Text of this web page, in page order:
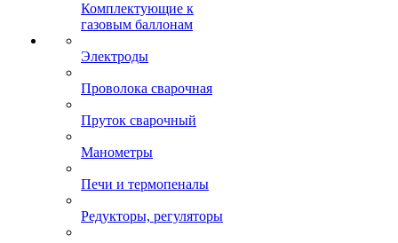
Комплектующие к
газовым баллонам
Электроды
Проволока сварочная
Пруток сварочный
Манометры
Печи и термопеналы
Редукторы, регуляторы